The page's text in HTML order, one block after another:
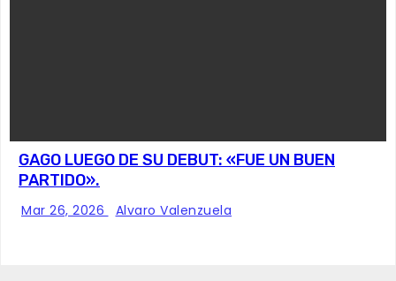
GAGO LUEGO DE SU DEBUT: «FUE UN BUEN
PARTIDO».
Mar 26, 2026 Alvaro Valenzuela